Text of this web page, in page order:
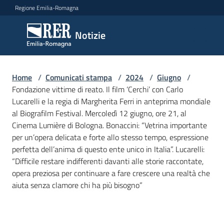
Vai al contenuto
Vai alla navigazione
Vai al footer
Regione Emilia-Romagna
Notizie
Notizie
Comunicati
stampa
Menu selezionato
Cerca
un
comunicato
Risorse
Home / Comunicati stampa / 2024 / Giugno /
Fondazione vittime di reato. Il film ‘Cerchi’ con Carlo
Lucarelli e la regia di Margherita Ferri in anteprima mondiale
al Biografilm Festival. Mercoledì 12 giugno, ore 21, al
Cinema Lumière di Bologna. Bonaccini: “Vetrina importante
per un’opera delicata e forte allo stesso tempo, espressione
perfetta dell’anima di questo ente unico in Italia”. Lucarelli:
“Difficile restare indifferenti davanti alle storie raccontate,
opera preziosa per continuare a fare crescere una realtà che
aiuta senza clamore chi ha più bisogno”